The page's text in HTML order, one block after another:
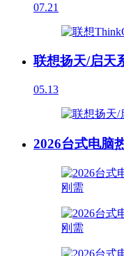
07.21
联想扬天/启天
05.13
2026台式电脑